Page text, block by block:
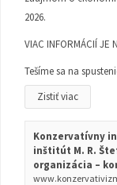
2026.
VIAC INFORMÁCIÍ JE
Tešíme sa na
Zistiť viac
Konzervatívny
inštitút M. R.
organizácia –